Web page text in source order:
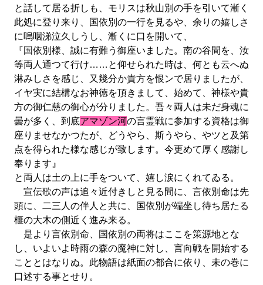
と話して居る折しも、モリスは秋山別の手を引いて漸く
此処に登り来り、国依別の一行を見るや、余りの嬉しさ
に嗚咽涕泣久しうし、漸くに口を開いて、
『国依別様、誠に有難う御座いました。南の谷間を、汝
等両人通つて行け……と仰せられた時は、何とも云へぬ
淋みしさを感じ、又幾分か貴方を恨ンで居りましたが、
イヤ実に結構なお神徳を頂きまして、始めて、神様や貴
方の御仁慈の御心が分りました。吾々両人は未だ身魂に
曇が多く、到底アマゾン河の言霊戦に参加する資格は御
座りませなかつたが、どうやら、斯うやら、やツと及第
点を得られた様な感じが致します。今更めて厚く感謝し
奉ります』
と両人は土の上に手をついて、嬉し涙にくれてゐる。
宣伝歌の声は追々近付きしと見る間に、言依別命は先
頭に、二三人の伴人と共に、国依別が端坐し待ち居たる
榧の大木の側近く進み来る。
是より言依別命、国依別の両将はここを策源地とな
し、いよいよ時雨の森の魔神に対し、言向戦を開始する
こととはなりぬ。此物語は紙面の都合に依り、未の巻に
口述する事とせり。